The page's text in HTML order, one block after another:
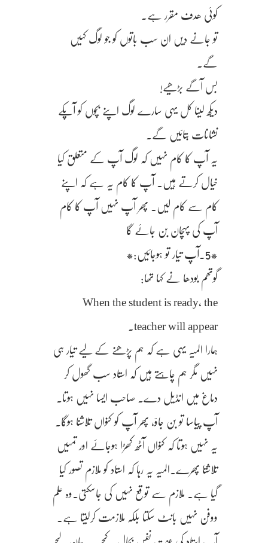
کوئی ھدف مقرر ہے.
تو جانے دیں ان سب باتوں کو جو لوگ کہیں
گے.
بس آگے بڑھیے!
دیکھ لینا کل یہی سارے لوگ اپنے بچوں کو آپکے
نشانات بتائیں گے.
یہ آپ کا کام نہیں کہ لوگ آپ کے متعلق کیا
خیال کرتے ہیں. آپ کا کام یہ ہے کہ اپنے
کام سے کام لیں. پھر آپ نہیں آپ کا کام
آپ کی پہچان بن جائے گا
*5.آپ تیار تو ہوجائیں:*
گوتھم بودھا نے کہا تھا:
When the student is ready, the
teacher will appear.
ہمارا المیہ یہی ہے کہ ہم پڑھنے کے لیے تیار ہی
نہیں مگر ہم چاہتے ہیں کہ استاد سب گھول کر
دماغ میں انڈیل دے. صاحب ایسا نہیں ہوتا.
آپ پیاسا تو بن جاؤ، پھر آپ کو کنواں تلاشنا ہوگا.
یہ نہیں ہوتا کہ کنواں آٹھ کھڑا ہوجائے اور تمہیں
تلاشتا پھرے.المیہ یہ رہا کہ استاد کو ملازم تصور کیا
گیا ہے. ملازم سے توقع نہیں کی جاسکتی.وہ علم
ووفن نہیں بانٹ سکتا بلکہ ملازمت کرلیتا ہے.